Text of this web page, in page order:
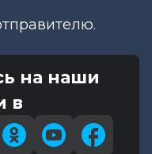
на наши
в